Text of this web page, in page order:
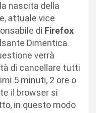
nascita della
attuale vice
di Firefox
Dimentica.
verrà
di cancellare tutti
5 minuti, 2 ore o
il browser si
in questo modo